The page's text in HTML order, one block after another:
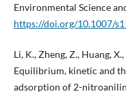
Environmental Science
https://doi.org/10.1007/
Li, K., Zheng, Z., Huang,
Equilibrium, kinetic and
adsorption of 2-